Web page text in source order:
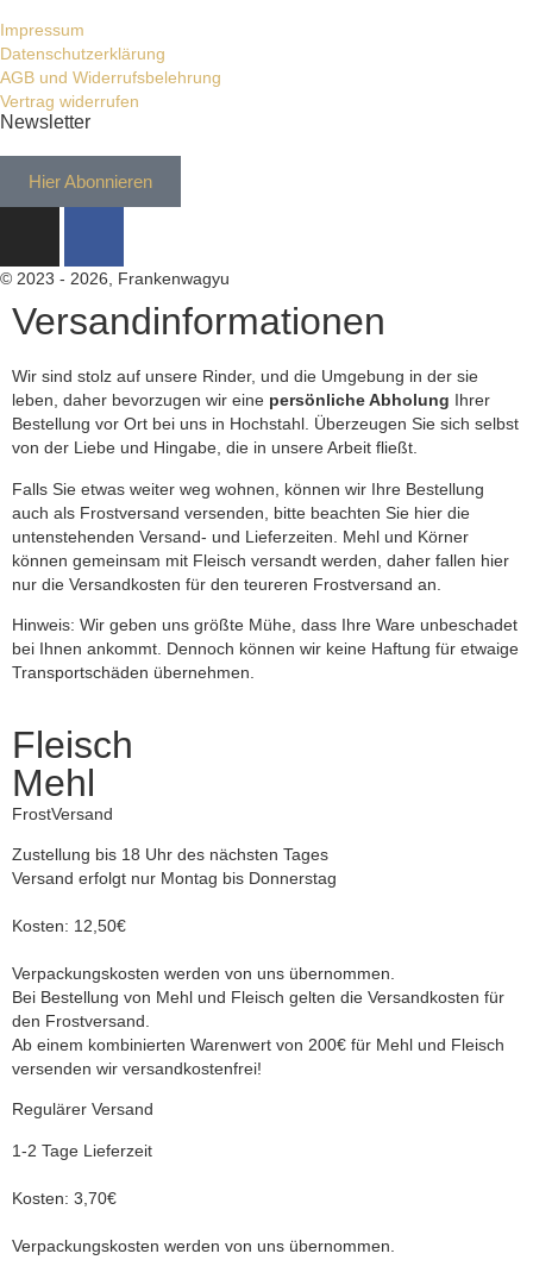
Impressum
Datenschutzerklärung
AGB und Widerrufsbelehrung
Vertrag widerrufen
Newsletter
Hier Abonnieren
© 2023 - 2026, Frankenwagyu
Versandinformationen
Wir sind stolz auf unsere Rinder, und die Umgebung in der sie
leben, daher bevorzugen wir eine persönliche Abholung Ihrer
Bestellung vor Ort bei uns in Hochstahl. Überzeugen Sie sich selbst
von der Liebe und Hingabe, die in unsere Arbeit fließt.
Falls Sie etwas weiter weg wohnen, können wir Ihre Bestellung
auch als Frostversand versenden, bitte beachten Sie hier die
untenstehenden Versand- und Lieferzeiten. Mehl und Körner
können gemeinsam mit Fleisch versandt werden, daher fallen hier
nur die Versandkosten für den teureren Frostversand an.
Hinweis: Wir geben uns größte Mühe, dass Ihre Ware unbeschadet
bei Ihnen ankommt. Dennoch können wir keine Haftung für etwaige
Transportschäden übernehmen.
Fleisch
Mehl
FrostVersand
Zustellung bis 18 Uhr des nächsten Tages
Versand erfolgt nur Montag bis Donnerstag
Kosten: 12,50€
Verpackungskosten werden von uns übernommen.
Bei Bestellung von Mehl und Fleisch gelten die Versandkosten für
den Frostversand.
Ab einem kombinierten Warenwert von 200€ für Mehl und Fleisch
versenden wir versandkostenfrei!
Regulärer Versand
1-2 Tage Lieferzeit
Kosten: 3,70€
Verpackungskosten werden von uns übernommen.